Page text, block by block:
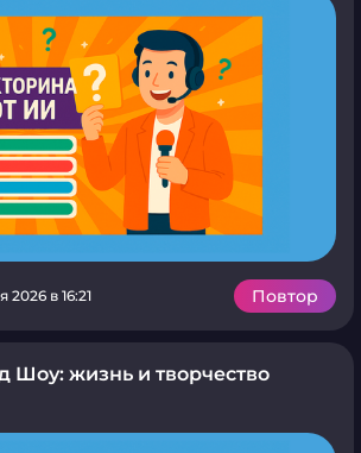
в 16:21 Повтор
Шоу: жизнь и творчество